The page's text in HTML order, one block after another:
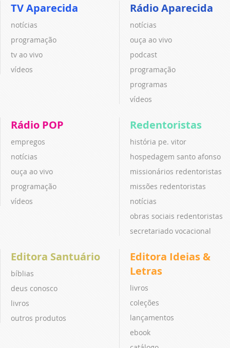
TV Aparecida
notícias
programação
tv ao vivo
vídeos
Rádio Aparecida
notícias
ouça ao vivo
podcast
programação
programas
vídeos
Rádio POP
empregos
notícias
ouça ao vivo
programação
vídeos
Redentoristas
história pe. vitor
hospedagem santo afonso
missionários redentoristas
missões redentoristas
notícias
obras sociais redentoristas
secretariado vocacional
Editora Santuário
bíblias
deus conosco
livros
outros produtos
Editora Ideias &
Letras
livros
coleções
lançamentos
ebook